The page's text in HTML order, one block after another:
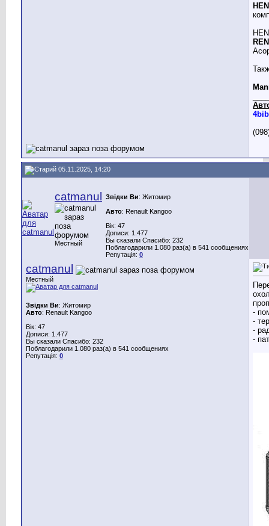
05.11.2025, 14:20
catmanul
Местный
Звідки Ви: Житомир
Авто: Renault Kangoo
Вік: 47
Дописи: 1.477
Вы сказали Спасибо: 232
Поблагодарили 1.080 раз(а) в 541 сообщениях
Репутація: 0
catmanul
Местный
Звідки Ви: Житомир
Авто: Renault Kangoo
Вік: 47
Дописи: 1.477
Вы сказали Спасибо: 232
Поблагодарили 1.080 раз(а) в 541 сообщениях
Репутація: 0
-
-
-
-